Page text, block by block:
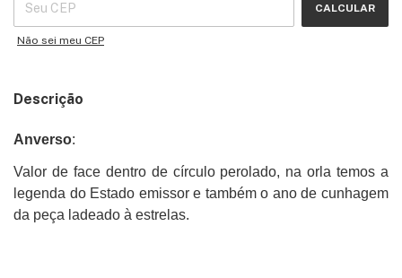
CALCULAR
Não sei meu CEP
Descrição
Anverso:
Valor de face dentro de círculo perolado, na orla temos a
legenda do Estado emissor e também o ano de cunhagem
da peça ladeado à estrelas.